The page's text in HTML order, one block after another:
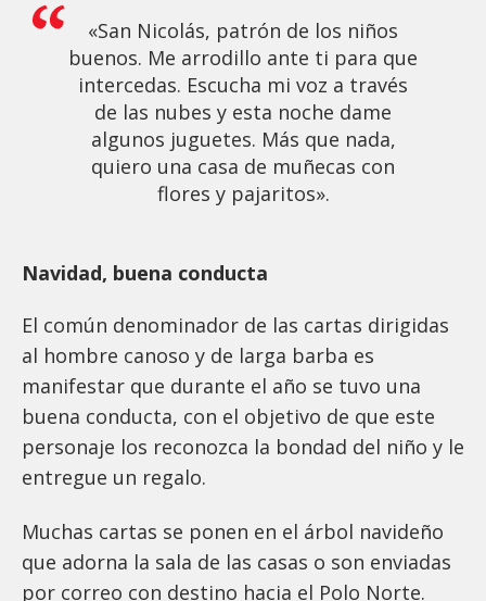
«San Nicolás, patrón de los niños
buenos. Me arrodillo ante ti para que
intercedas. Escucha mi voz a través
de las nubes y esta noche dame
algunos juguetes. Más que nada,
quiero una casa de muñecas con
flores y pajaritos».
Navidad, buena conducta
El común denominador de las cartas dirigidas
al hombre canoso y de larga barba es
manifestar que durante el año se tuvo una
buena conducta, con el objetivo de que este
personaje los reconozca la bondad del niño y le
entregue un regalo.
Muchas cartas se ponen en el árbol navideño
que adorna la sala de las casas o son enviadas
por correo con destino hacia el Polo Norte.